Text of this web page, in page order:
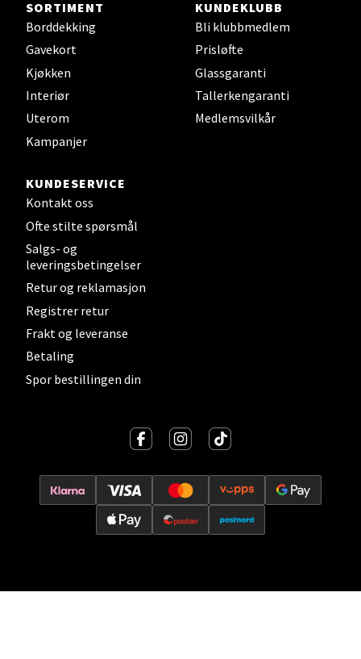
SORTIMENT
Borddekking
Gavekort
Kjøkken
Interiør
Uterom
Kampanjer
KUNDEKLUBB
Bli klubbmedlem
Prisløfte
Glassgaranti
Tallerkengaranti
Medlemsvilkår
KUNDESERVICE
Kontakt oss
Ofte stilte spørsmål
Salgs- og
leveringsbetingelser
Retur og reklamasjon
Registrer retur
Frakt og leveranse
Betaling
Spor bestillingen din
Leirvik - Stord
Torgbakken 2, 5401 Stord
Åpent i dag 10-17
0 i butikk
Oslo - Thon Senter Storo
Vitaminveien 7 - 9, 0485 Oslo
1 i butikk
Lillehammer - Strandtorget
Strandtorget, 2609 Lillehammer
Åpent i dag 09-20